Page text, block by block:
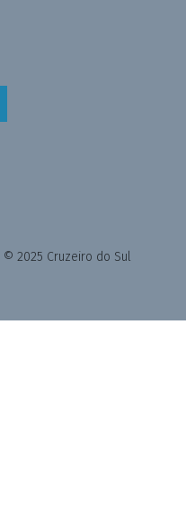
2025 Cruzeiro do Sul